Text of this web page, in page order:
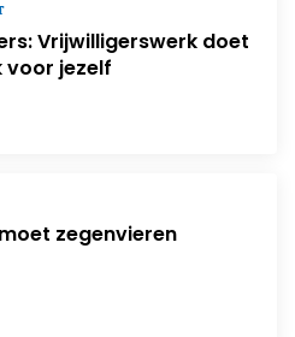
Vrijwilligerswerk doet
voor jezelf
zegenvieren